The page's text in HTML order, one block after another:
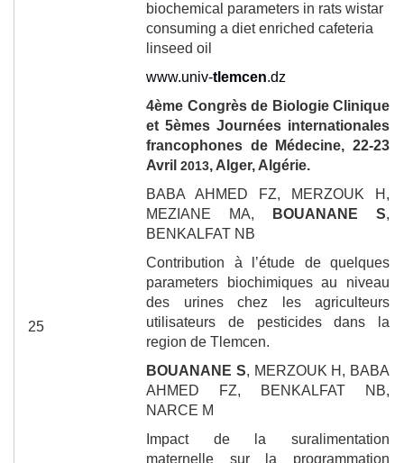
biochemical parameters in rats wistar
consuming a diet enriched cafeteria
linseed oil
www.univ-tlemcen.dz
25
4ème Congrès de Biologie Clinique
et 5èmes Journées internationales
francophones de Médecine, 22-23
Avril 2013, Alger, Algérie.
BABA AHMED FZ, MERZOUK H,
MEZIANE MA,
BOUANANE S,
BENKALFAT NB
Contribution à l’étude de quelques
parameters biochimiques au niveau
des urines chez les agriculteurs
utilisateurs de pesticides dans la
region de Tlemcen.
BOUANANE S, MERZOUK H, BABA
AHMED FZ, BENKALFAT NB,
NARCE M
Impact de la suralimentation
maternelle sur la programmation